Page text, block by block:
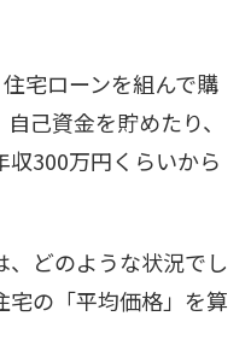
宅ローンを組んで購
己資金を貯めたり、
300万円くらいから
どのような状況でし
の「平均価格」を算